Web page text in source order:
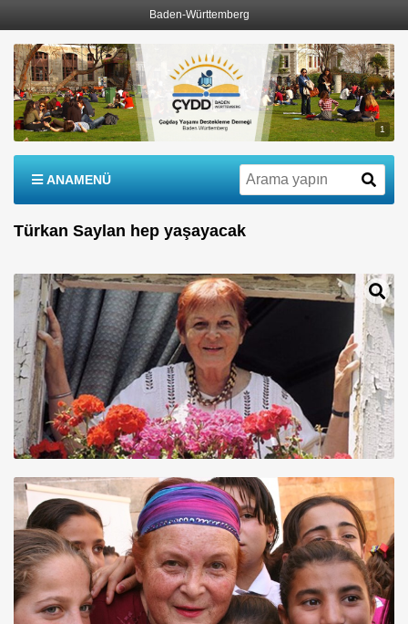
Baden-Württemberg
1
ANAMENÜ
Türkan Saylan hep yaşayacak